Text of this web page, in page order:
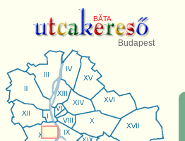
BĂTA
Budapest